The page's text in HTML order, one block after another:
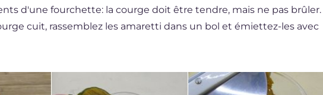
d'une fourchette: la courge doit être tendre, mais ne pas brûler.
cuit, rassemblez les amaretti dans un bol et émiettez-les avec